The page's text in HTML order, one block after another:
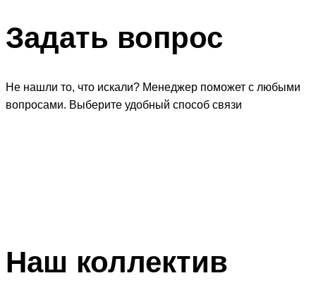
Задать вопрос
Не нашли то, что искали? Менеджер поможет с любыми
вопросами. Выберите удобный способ связи
Наш коллектив